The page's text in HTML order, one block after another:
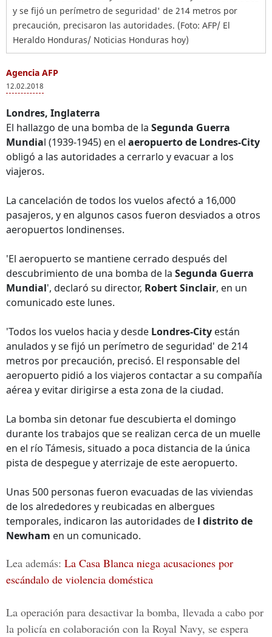
y se fijó un perímetro de seguridad' de 214 metros por
precaución, precisaron las autoridades. (Foto: AFP/ El
Heraldo Honduras/ Noticias Honduras hoy)
Agencia AFP
12.02.2018
Londres, Inglaterra
El hallazgo de una bomba de la Segunda Guerra
Mundial (1939-1945) en el aeropuerto de Londres-City
obligó a las autoridades a cerrarlo y evacuar a los
viajeros.
La cancelación de todos los vuelos afectó a 16,000
pasajeros, y en algunos casos fueron desviados a otros
aeropuertos londinenses.
'El aeropuerto se mantiene cerrado después del
descubrimiento de una bomba de la Segunda Guerra
Mundial', declaró su director, Robert Sinclair, en un
comunicado este lunes.
'Todos los vuelos hacia y desde Londres-City están
anulados y se fijó un perímetro de seguridad' de 214
metros por precaución, precisó. El responsable del
aeropuerto pidió a los viajeros contactar a su compañía
aérea y evitar dirigirse a esta zona de la ciudad.
La bomba sin detonar fue descubierta el domingo
durante los trabajos que se realizan cerca de un muelle
en el río Támesis, situado a poca distancia de la única
pista de despegue y aterrizaje de este aeropuerto.
Unas 500 personas fueron evacuadas de las viviendas
de los alrededores y reubicadas en albergues
temporales, indicaron las autoridades de l distrito de
Newham en un comunicado.
Lea además: La Casa Blanca niega acusaciones por
escándalo de violencia doméstica
La operación para desactivar la bomba, llevada a cabo por
la policía en colaboración con la Royal Navy, se espera